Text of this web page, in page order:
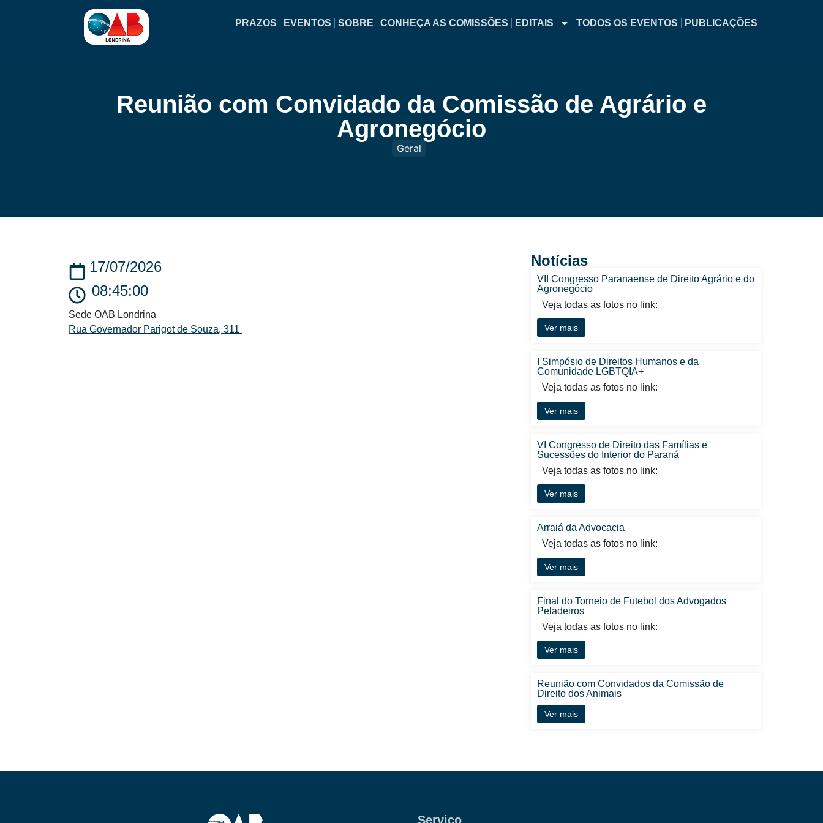
PRAZOS EVENTOS SOBRE CONHEÇA AS COMISSÕES EDITAIS TODOS OS EVENTOS PUBLICAÇÕES
Reunião com Convidado da Comissão de Agrário e
Agronegócio
Geral
17/07/2026
08:45:00
Sede OAB Londrina
Rua Governador Parigot de Souza, 311
Notícias
VII Congresso Paranaense de Direito Agrário e do
Agronegócio
Veja todas as fotos no link:
Ver mais
I Simpósio de Direitos Humanos e da
Comunidade LGBTQIA+
Veja todas as fotos no link:
Ver mais
VI Congresso de Direito das Famílias e
Sucessões do Interior do Paraná
Veja todas as fotos no link:
Ver mais
Arraiá da Advocacia
Veja todas as fotos no link:
Ver mais
Final do Torneio de Futebol dos Advogados
Peladeiros
Veja todas as fotos no link:
Ver mais
Reunião com Convidados da Comissão de
Direito dos Animais
Ver mais
Serviço